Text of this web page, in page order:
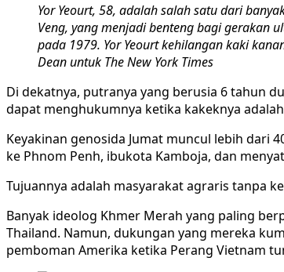
Yor Yeourt, 58, adalah salah satu dari
Veng, yang menjadi benteng bagi gerakan
pada 1979. Yor Yeourt kehilangan kaki
Dean untuk The New York Times
Di dekatnya, putranya yang berusia 6 tahun
dapat menghukumnya ketika kakeknya
Keyakinan genosida Jumat muncul lebih dari
ke Phnom Penh, ibukota Kamboja, dan
Tujuannya adalah masyarakat agraris tanpa
Banyak ideolog Khmer Merah yang paling
Thailand. Namun, dukungan yang mereka
pemboman Amerika ketika Perang Vietnam